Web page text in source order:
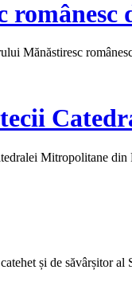
Mănăstiresc
Mitropolitane
și de săvârșitor al